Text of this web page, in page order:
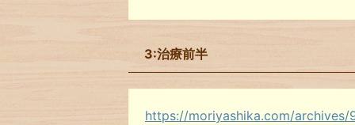
3:治療前半
https://moriyashika.com/archives/